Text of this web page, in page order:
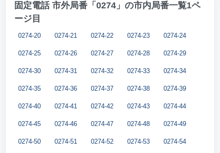
固定電話 市外局番「0274」の市内局番一覧1ペ
ージ目
0274-20 0274-21 0274-22 0274-23 0274-24
0274-25 0274-26 0274-27 0274-28 0274-29
0274-30 0274-31 0274-32 0274-33 0274-34
0274-35 0274-36 0274-37 0274-38 0274-39
0274-40 0274-41 0274-42 0274-43 0274-44
0274-45 0274-46 0274-47 0274-48 0274-49
0274-50 0274-51 0274-52 0274-53 0274-54